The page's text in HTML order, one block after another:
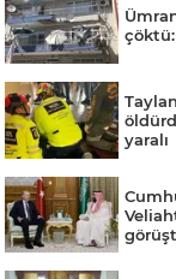
yaralı